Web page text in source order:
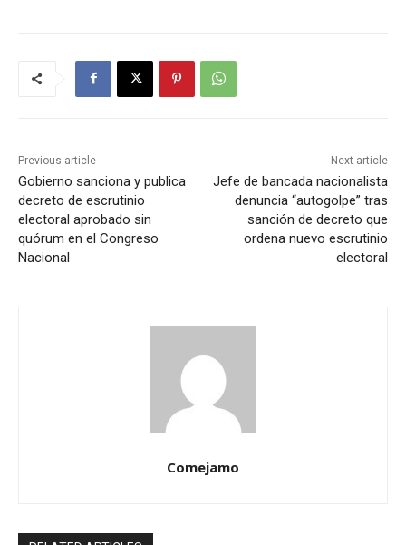
Previous article
Gobierno sanciona y publica
decreto de escrutinio
electoral aprobado sin
quórum en el Congreso
Nacional
Next article
Jefe de bancada nacionalista
denuncia “autogolpe” tras
sanción de decreto que
ordena nuevo escrutinio
electoral
Comejamo